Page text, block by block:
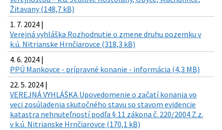
Žitavany (148,7 kB)
1. 7. 2024 |
Verejná vyhláška Rozhodnutie o zmene druhu pozemku v
k.ú. Nitrianske Hrnčiarovce (318,3 kB)
4. 6. 2024 |
PPÚ Mankovce - prípravné konanie - informácia (4,3 MB)
22. 5. 2024 |
VEREJNÁ VYHLÁŠKA Upovedomenie o začatí konania vo
veci zosúladenia skutočného stavu so stavom evidencie
katastra nehnuteľností podľa § 11 zákona č. 220/2004 Z.z.
v k.ú. Nitrianske Hrnčiarovce (170,1 kB)